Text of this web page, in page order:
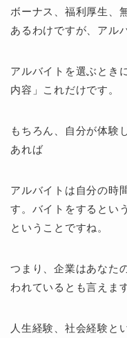
ボーナス、福利厚生、
あるわけですが、アル
アルバイトを選ぶとき
内容」これだけです。
もちろん、自分が体験
あれば
アルバイトは自分の時
す。バイトをするとい
ということですね。
つまり、企業はあなた
われているとも言えます
人生経験、社会経験と